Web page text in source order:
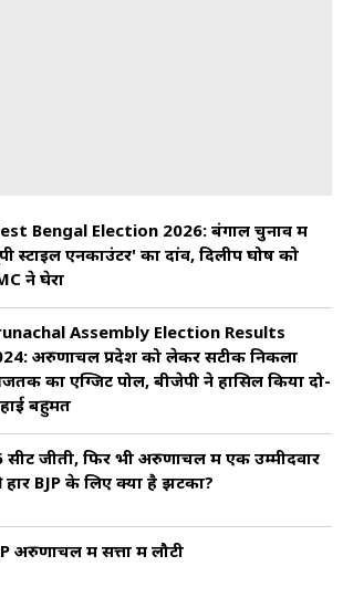
Bengal Election 2026: बंगाल चुनाव में
स्टाइल एनकाउंटर' का दांव, दिलीप घोष को
ने घेरा
Assembly Election Results
अरुणाचल प्रदेश को लेकर सटीक निकला
का एग्जिट पोल, बीजेपी ने हासिल किया दो-
बहुमत
सीटें जीती, फिर भी अरुणाचल में एक उम्मीदवार
हार BJP के लिए क्यों है झटका?
अरुणाचल में सत्ता में लौटी